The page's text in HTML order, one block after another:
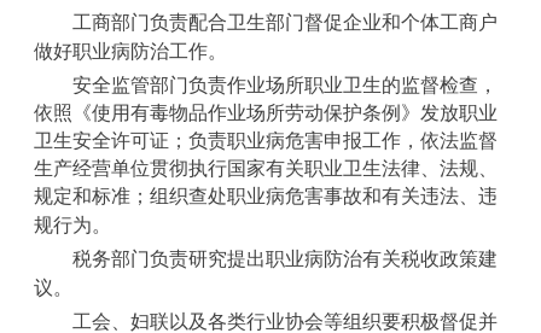
工商部门负责配合卫生部门督促企业和个体工商户
做好职业病防治工作。
安全监管部门负责作业场所职业卫生的监督检查，
依照《使用有毒物品作业场所劳动保护条例》发放职业
卫生安全许可证；负责职业病危害申报工作，依法监督
生产经营单位贯彻执行国家有关职业卫生法律、法规、
规定和标准；组织查处职业病危害事故和有关违法、违
规行为。
税务部门负责研究提出职业病防治有关税收政策建
议。
工会、妇联以及各类行业协会等组织要积极督促并